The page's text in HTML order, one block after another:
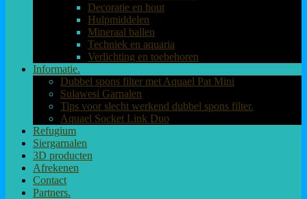
Decoratie en hout
Hulpmiddelen
Mineraal ballen
Techniek en aquaria
Verlichting en toebehoren
Informatie.
Dubbel spons filter met Aquael Pat Mini
Sulawesi Garnalen
Tips voor slecht werkend dubbel spons filter.
Aquael Socket Link Duo
Refugium
Siergarnalen
3D producten
Afrekenen
Contact
Partners.